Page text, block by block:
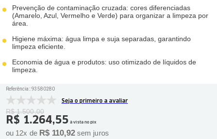
Prevenção de contaminação cruzada: cores diferenciadas
(Amarelo, Azul, Vermelho e Verde) para organizar a limpeza por
área.
Higiene máxima: água limpa e suja separadas, garantindo
limpeza eficiente.
Economia de água e produtos: uso otimizado de líquidos de
limpeza.
Referência::93580280
Seja o primeiro a avaliar
R$ 1.500,00
R$ 1.264,55 à vista no pix
ou 12x de R$ 110,92 sem juros